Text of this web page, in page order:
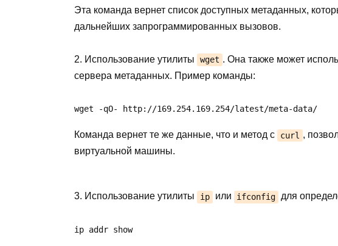
Эта команда вернет список доступных метаданных,
дальнейших запрограммированных вызовов.
2. Использование утилиты wget . Она также может
сервера метаданных. Пример команды:
wget -qO- http://169.254.169.254/latest/meta-data/
Команда вернет те же данные, что и метод с curl ,
виртуальной машины.
3. Использование утилиты ip или ifconfig для
ip addr show